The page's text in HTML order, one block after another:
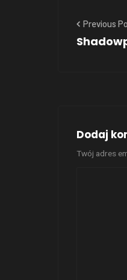
Previous
Dodaj
Twój adres